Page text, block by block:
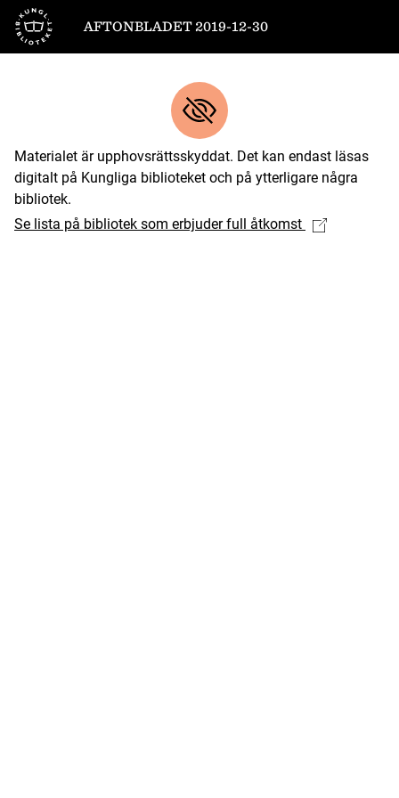
Till startsidan
AFTONBLADET 2019-12-30
Materialet är upphovsrättsskyddat. Det kan endast läsas
digitalt på Kungliga biblioteket och på ytterligare några
bibliotek.
Se lista på bibliotek som erbjuder full åtkomst